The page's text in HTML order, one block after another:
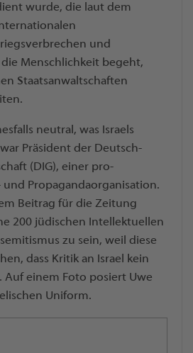
wurde, die laut dem
und
Menschlichkeit begeht,
Staatsanwaltschaften
neutral, was Israels
Präsident der Deutsch-
(DIG), einer pro-
und Propagandaorganisation.
Beitrag für die Zeitung
200 jüdischen Intellektuellen
zu sein, weil diese
dass Kritik an Israel kein
Auf einem Foto posiert Uwe
Uniform.